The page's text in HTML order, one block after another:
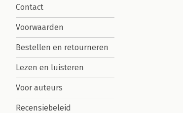
Contact
Voorwaarden
Bestellen en retourneren
Lezen en luisteren
Voor auteurs
Recensiebeleid